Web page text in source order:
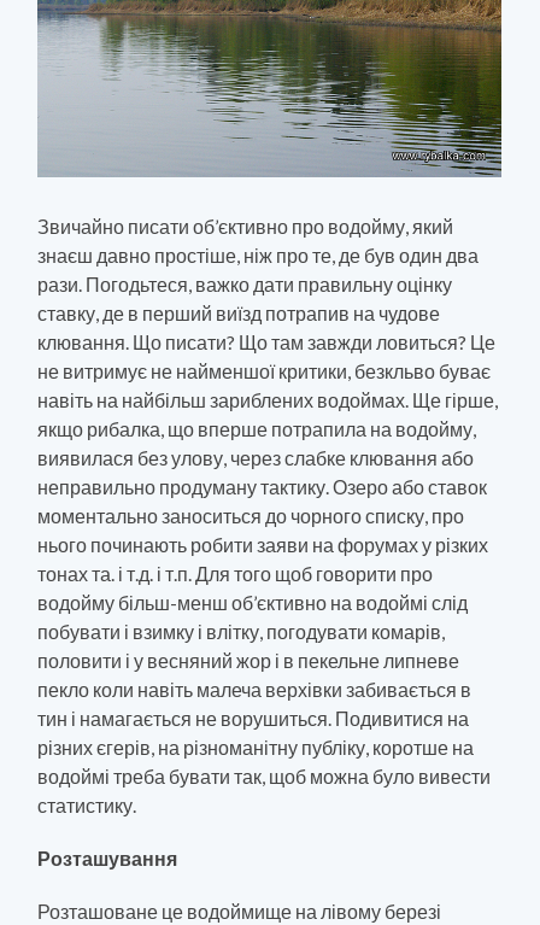
Звичайно писати об’єктивно про водойму, який
знаєш давно простіше, ніж про те, де був один два
рази. Погодьтеся, важко дати правильну оцінку
ставку, де в перший виїзд потрапив на чудове
клювання. Що писати? Що там завжди ловиться? Це
не витримує не найменшої критики, безкльво буває
навіть на найбільш зариблених водоймах. Ще гірше,
якщо рибалка, що вперше потрапила на водойму,
виявилася без улову, через слабке клювання або
неправильно продуману тактику. Озеро або ставок
моментально заноситься до чорного списку, про
нього починають робити заяви на форумах у різких
тонах та. і т.д. і т.п. Для того щоб говорити про
водойму більш-менш об’єктивно на водоймі слід
побувати і взимку і влітку, погодувати комарів,
половити і у весняний жор і в пекельне липневе
пекло коли навіть малеча верхівки забивається в
тин і намагається не ворушиться. Подивитися на
різних єгерів, на різноманітну публіку, коротше на
водоймі треба бувати так, щоб можна було вивести
статистику.
Розташування
Розташоване це водоймище на лівому березі